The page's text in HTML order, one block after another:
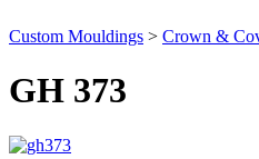
Custom Mouldings > Crown &
GH 373